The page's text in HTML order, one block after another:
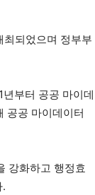
되었으며 정부부
부터 공공 마이데
공공 마이데이터
강화하고 행정효